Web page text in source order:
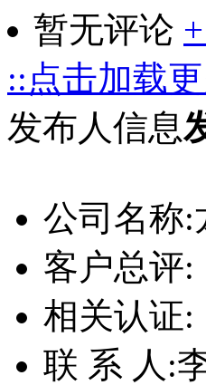
暂无评论
::点击加载
发布人信息
公司名称:
客户总评:
相关认证:
联 系 人: